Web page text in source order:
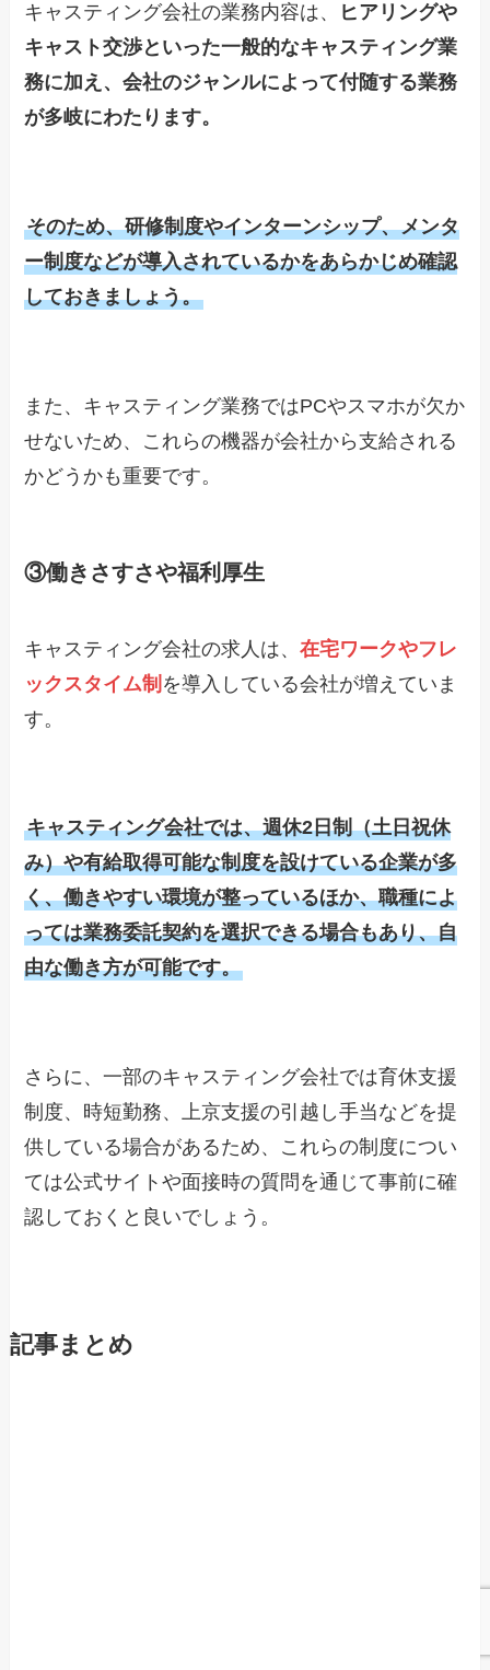
キャスティング会社の業務内容は、
ヒアリングや
キャスト交渉といった一般的なキャスティング業
務に加え、会社のジャンルによって付随する業務
が多岐にわたります。
そのため、研修制度やインターンシップ、メンタ
ー制度などが導入されているかをあらかじめ確認
しておきましょう。
また、キャスティング業務ではPCやスマホが欠か
せないため、これらの機器が会社から支給される
かどうかも重要です。
③働きさすさや福利厚生
キャスティング会社の求人は、在宅ワークやフレ
ックスタイム制 を導入している会社が増えていま
す。
キャスティング会社では、週休2日制（土日祝休
み）や有給取得可能な制度を設けている企業が多
く、働きやすい環境が整っているほか、職種によ
っては業務委託契約を選択できる場合もあり、自
由な働き方が可能です。
さらに、一部のキャスティング会社では育休支援
制度、時短勤務、上京支援の引越し手当などを提
供している場合があるため、これらの制度につい
ては公式サイトや面接時の質問を通じて事前に確
認しておくと良いでしょう。
記事まとめ